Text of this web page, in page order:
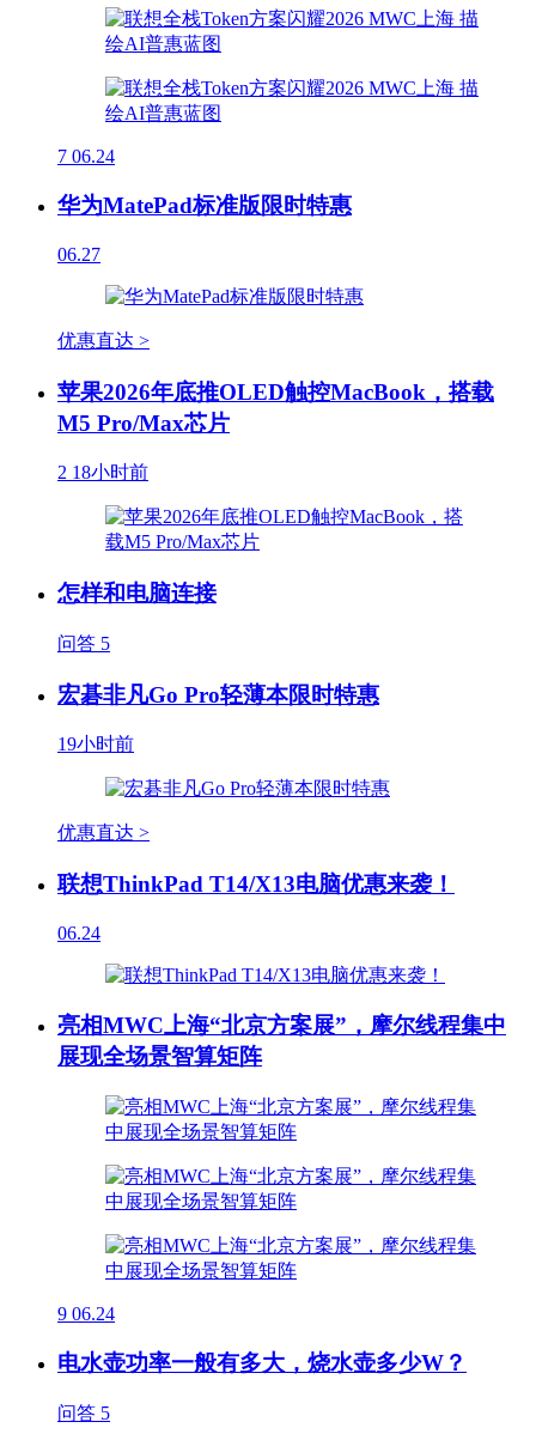
7 06.24
华为MatePad标准版限时特惠
06.27
优惠直达 >
苹果2026年底推OLED触控MacBook，搭载
M5 Pro/Max芯片
2 18小时前
怎样和电脑连接
问答 5
宏碁非凡Go Pro轻薄本限时特惠
19小时前
优惠直达 >
联想ThinkPad T14/X13电脑优惠来袭！
06.24
亮相MWC上海“北京方案展”，摩尔线程集中
展现全场景智算矩阵
9 06.24
电水壶功率一般有多大，烧水壶多少W？
问答 5